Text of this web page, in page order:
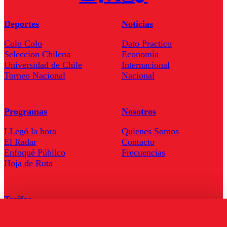
Deportes
Colo Colo
Seleccion Chilena
Universidad de Chile
Torneo Nacional
Noticias
Dato Practico
Economía
Internacional
Nacional
Programas
LLegó la hora
El Radar
Enfoqué Público
Hoja de Ruta
Nosotros
Quienes Somos
Contacto
Frecuencias
Tarifas